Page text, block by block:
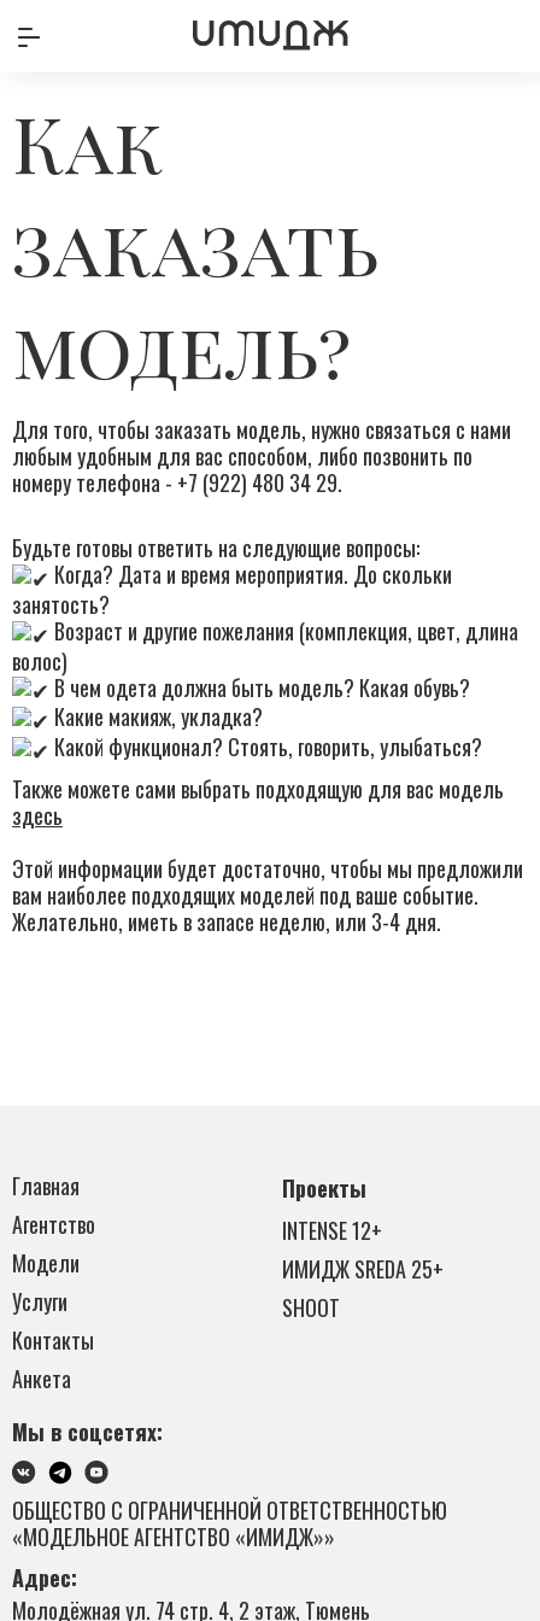
Как
заказать
модель?
Для того, чтобы заказать модель, нужно связаться с нами
любым удобным для вас способом, либо позвонить по
номеру телефона - +7 (922) 480 34 29.
Будьте готовы ответить на следующие вопросы:
Когда? Дата и время мероприятия. До скольки
занятость?
Возраст и другие пожелания (комплекция, цвет, длина
волос)
В чем одета должна быть модель? Какая обувь?
Какие макияж, укладка?
Какой функционал? Стоять, говорить, улыбаться?
Также можете сами выбрать подходящую для вас модель
здесь
Этой информации будет достаточно, чтобы мы предложили
вам наиболее подходящих моделей под ваше событие.
Желательно, иметь в запасе неделю, или 3-4 дня.
Главная
Агентство
Модели
Услуги
Контакты
Анкета
Проекты
INTENSE 12+
ИМИДЖ SREDA 25+
SHOOT
Мы в соцсетях:
ОБЩЕСТВО С ОГРАНИЧЕННОЙ ОТВЕТСТВЕННОСТЬЮ
«МОДЕЛЬНОЕ АГЕНТСТВО «ИМИДЖ»»
Адрес:
Молодёжная ул. 74 стр. 4, 2 этаж, Тюмень